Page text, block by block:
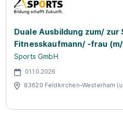
Duale Ausbildung zum/ zur
Fitnesskaufmann/ -frau
Sports GmbH
01.10.2026
83620 Feldkirchen-Westerham